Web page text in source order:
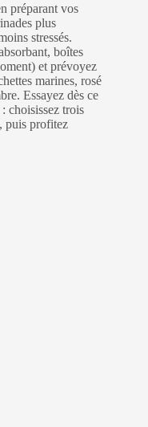
préparant vos
plus
stressés.
boîtes
et prévoyez
marines, rosé
Essayez dès ce
: choisissez trois
puis profitez